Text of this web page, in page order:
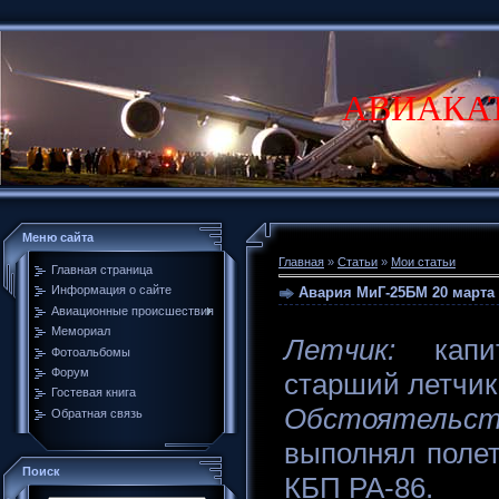
Меню сайта
Главная страница
Информация о сайте
Авиационные происшествия
Мемориал
Фотоальбомы
Форум
Гостевая книга
Обратная связь
Поиск
Главная » Статьи » Мои статьи
Авария МиГ-25БМ 20 марта
Летчик:
старший
выполнял
КБП РА-86.